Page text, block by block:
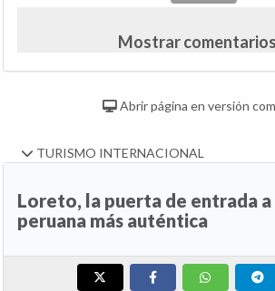
Mostrar
Abrir página en versión
TURISMO INTERNACIONAL
Loreto, la puerta de entrada
peruana más auténtica